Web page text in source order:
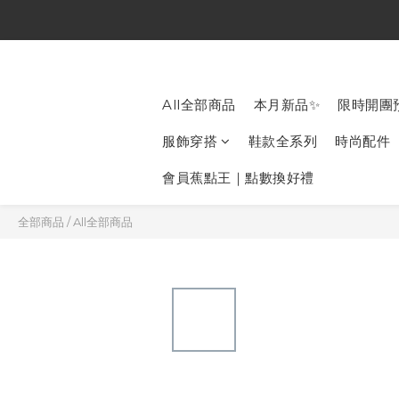
All全部商品 本月新品✨ 限時開團
服飾穿搭 鞋款全系列 時尚配件
會員蕉點王｜點數換好禮
全部商品 /All全部商品